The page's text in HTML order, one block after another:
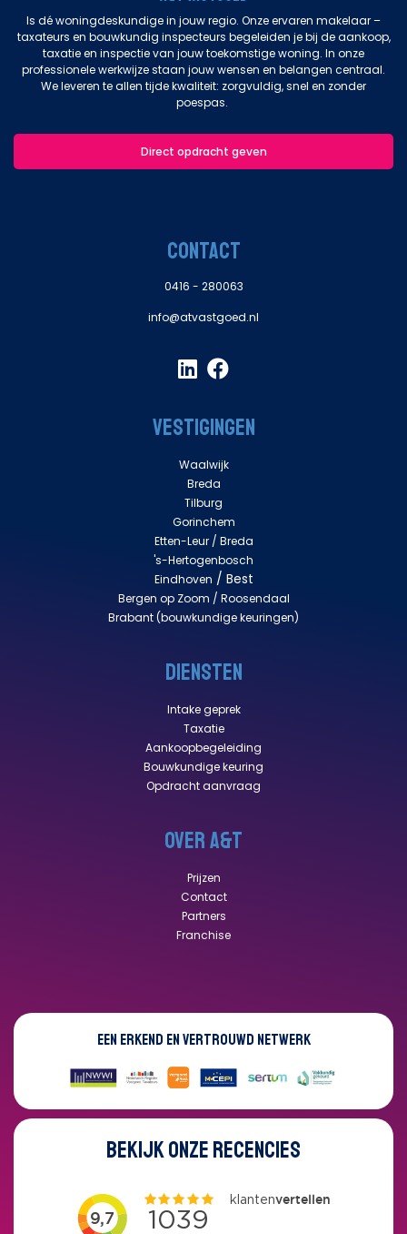
Is dé woningdeskundige in jouw regio. Onze ervaren makelaar –
taxateurs en bouwkundig inspecteurs begeleiden je bij de aankoop,
taxatie en inspectie van jouw toekomstige woning. In onze
professionele werkwijze staan jouw wensen en belangen centraal.
We leveren te allen tijde kwaliteit: zorgvuldig, snel en zonder
poespas.
Direct opdracht geven
CONTACT
0416 - 280063
info@atvastgoed.nl
VESTIGINGEN
Waalwijk
Breda
Tilburg
Gorinchem
Etten-Leur / Breda
's-Hertogenbosch
Eindhoven / Best
Bergen op Zoom / Roosendaal
Brabant(bouwkundige keuringen)
DIENSTEN
Intake geprek
Taxatie
Aankoopbegeleiding
Bouwkundige keuring
Opdracht aanvraag
OVER A&T
Prijzen
Contact
Partners
Franchise
EEN ERKEND EN VERTROUWD NETWERK
BEKIJK ONZE RECENCIES